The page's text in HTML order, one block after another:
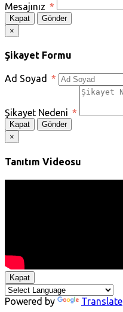
Mesajınız *
Kapat
Gönder
×
Şikayet Formu
Ad Soyad *
Şikayet Nedeni *
Kapat
Gönder
×
Tanıtım Videosu
Kapat
Powered by Translate